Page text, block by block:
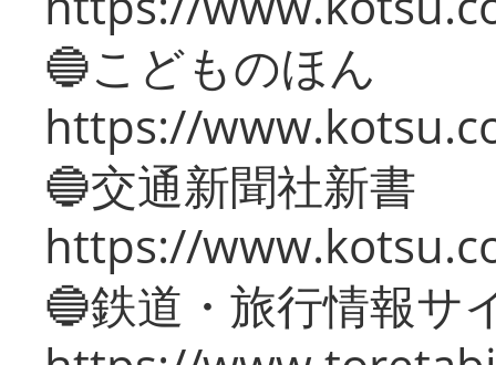
🔵こどものほん
https://
🔵交通新聞社新書
https://
🔵鉄道・旅行情報サ